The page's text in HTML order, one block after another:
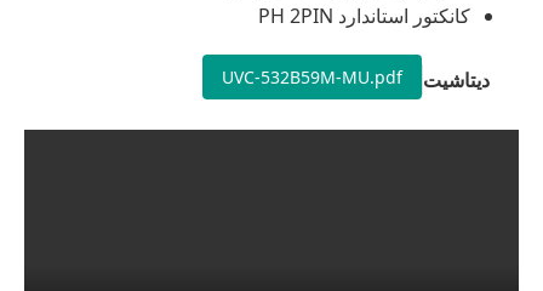
کانکتور استاندارد PH 2PIN
دیتاشیت UVC-532B59M-MU.pdf